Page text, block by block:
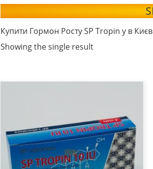
Купити Гормон Росту SP Tropin у в
Showing the single result